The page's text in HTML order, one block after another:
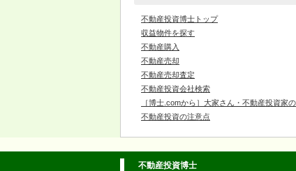
不動産投資博士トップ
収益物件を探す
不動産購入
不動産売却
不動産売却査定
不動産投資会社検索
［博士.comから］大家さん・不動産投資家の
不動産投資の注意点
不動産投資博士